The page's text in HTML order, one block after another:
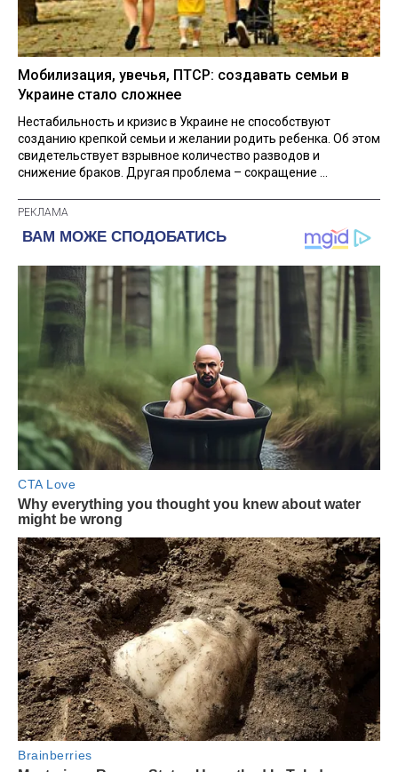
Мобилизация, увечья, ПТСР: создавать семьи в
Украине стало сложнее
Нестабильность и кризис в Украине не способствуют
созданию крепкой семьи и желании родить ребенка. Об этом
свидетельствует взрывное количество разводов и
снижение браков. Другая проблема – сокращение ...